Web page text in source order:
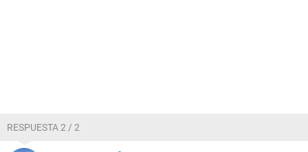
RESPUESTA 2 / 2